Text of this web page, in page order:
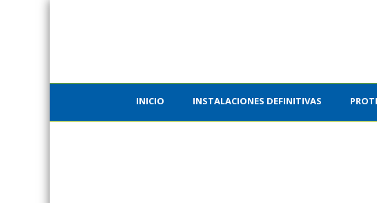
INICIO INSTALACIONES DEFINITIVAS